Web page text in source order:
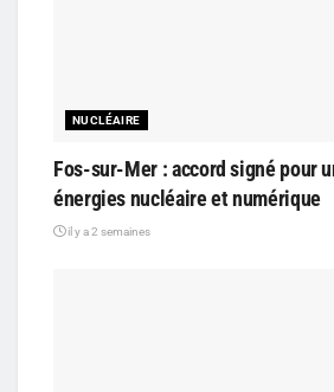
NUCLÉAIRE
Fos-sur-Mer : accord signé pour
énergies nucléaire et numérique
il y a 2 semaines